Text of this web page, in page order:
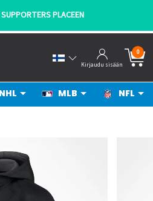
PLACEEN
Kirjaudu sisään
0
NHL MLB NFL